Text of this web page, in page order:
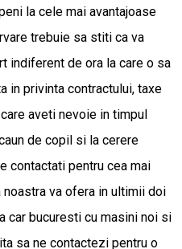
la cele mai avantajoase
trebuie sa stiti ca va
indiferent de ora la care o sa
in privinta contractului, taxe
aveti nevoie in timpul
de copil si la cerere
contactati pentru cea mai
noastra va ofera in ultimii doi
car bucuresti cu masini noi si
sa ne contactezi pentru o